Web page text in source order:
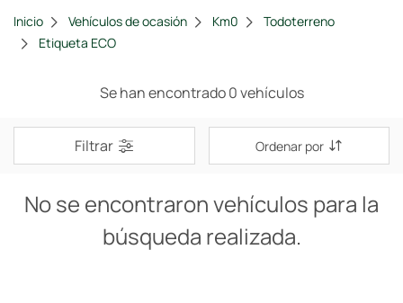
Inicio Vehículos de ocasión Km0
Todoterreno
Etiqueta ECO
Se han encontrado 0 vehículos
Filtrar Ordenar por
No se encontraron vehículos para la
búsqueda realizada.